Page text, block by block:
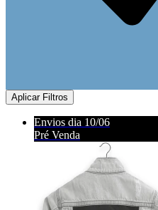
Aplicar Filtros